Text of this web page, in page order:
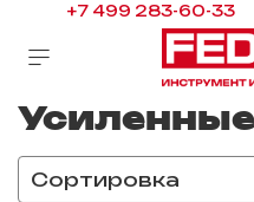
+7 499 283-60-33